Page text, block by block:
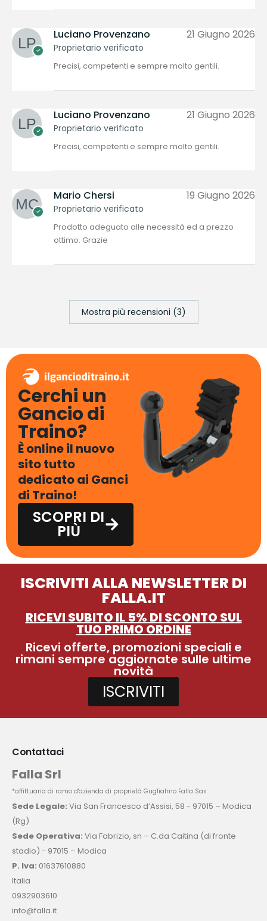
Luciano Provenzano
Proprietario verificato
21 Giugno 2026
Precisi, competenti e sempre molto gentili.
Luciano Provenzano
Proprietario verificato
21 Giugno 2026
Precisi, competenti e sempre molto gentili.
Mario Chersi
Proprietario verificato
19 Giugno 2026
Prodotto adeguato alle necessità ed a prezzo
ottimo. Grazie
Mostra più recensioni (3)
Cerchi un
Gancio di
Traino?
È online il nuovo
sito tutto
dedicato ai Ganci
di Traino!
SCOPRI DI
PIÙ
ISCRIVITI ALLA NEWSLETTER DI
FALLA.IT
RICEVI SUBITO IL 5% DI SCONTO SUL
TUO PRIMO ORDINE
Ricevi offerte, promozioni speciali e
rimani sempre aggiornate sulle ultime
novità
ISCRIVITI
Contattaci
Falla Srl
*affittuaria di ramo d'azienda di proprietà Guglialmo Falla Sas
Sede Legale: Via San Francesco d’Assisi, 58 - 97015 – Modica
(Rg)
Sede Operativa: Via Fabrizio, sn – C.da Caitina (di fronte
stadio) - 97015 – Modica
P. Iva: 01637610880
Italia
0932903610
info@falla.it